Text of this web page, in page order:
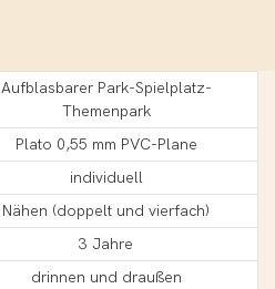
Aufblasbarer Park-Spielplatz-
Themenpark
Plato 0,55 mm PVC-Plane
individuell
Nähen (doppelt und vierfach)
3 Jahre
drinnen und draußen